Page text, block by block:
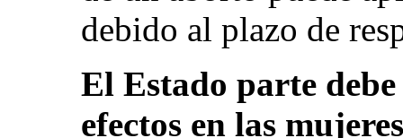
debido al plazo de
El Estado parte
efectos en las